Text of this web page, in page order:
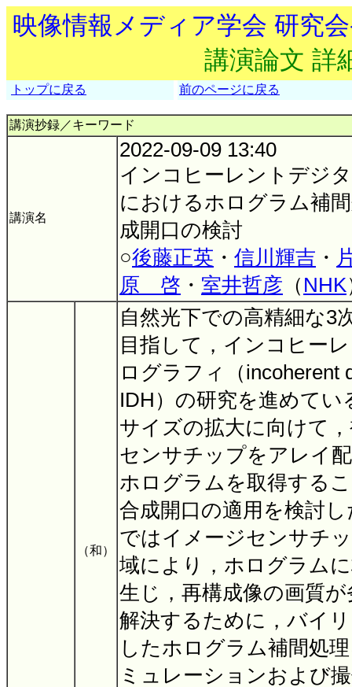
映像情報メディア学会 研究
講演論文 詳
トップに戻る 前のページに戻る
講演抄録／キーワード
講演名
2022-09-09 13:40
インコヒーレントデジ
におけるホログラム補
成開口の検討
○後藤正英 ・ 信川輝吉 ・
原 啓 ・ 室井哲彦 （ NHK
（和）
自然光下での高精細な3
目指して，インコヒー
ログラフィ（incoherent
IDH）の研究を進めてい
サイズの拡大に向けて
センサチップをアレイ
ホログラムを取得する
合成開口の適用を検討
ではイメージセンサチ
域により，ホログラム
生じ，再構成像の画質
解決するために，バイ
したホログラム補間処
ミュレーションおよび